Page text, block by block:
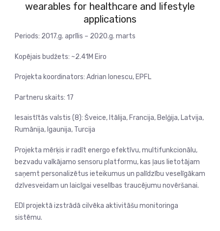
wearables for healthcare and lifestyle
applications
Periods: 2017.g. aprīlis – 2020.g. marts
Kopējais budžets: ~2.41M Eiro
Projekta koordinators: Adrian Ionescu, EPFL
Partneru skaits: 17
Iesaistītās valstis (8): Šveice, Itālija, Francija, Belģija, Latvija,
Rumānija, Igaunija, Turcija
Projekta mērķis ir radīt energo efektīvu, multifunkcionālu,
bezvadu valkājamo sensoru platformu, kas ļaus lietotājam
saņemt personalizētus ieteikumus un palīdzību veselīgākam
dzīvesveidam un laicīgai veselības traucējumu novēršanai.
EDI projektā izstrādā cilvēka aktivitāšu monitoringa
sistēmu.